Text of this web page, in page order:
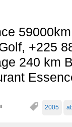
+225
240 km
2005